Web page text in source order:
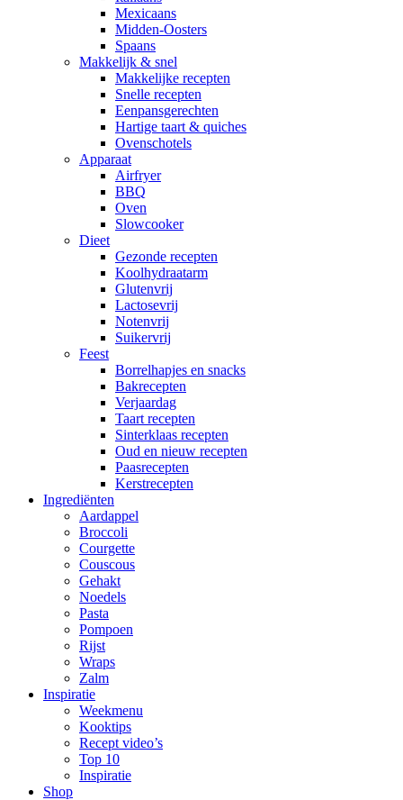
Mexicaans
Midden-Oosters
Spaans
Makkelijk & snel
Makkelijke recepten
Snelle recepten
Eenpansgerechten
Hartige taart & quiches
Ovenschotels
Apparaat
Airfryer
BBQ
Oven
Slowcooker
Dieet
Gezonde recepten
Koolhydraatarm
Glutenvrij
Lactosevrij
Notenvrij
Suikervrij
Feest
Borrelhapjes en snacks
Bakrecepten
Verjaardag
Taart recepten
Sinterklaas recepten
Oud en nieuw recepten
Paasrecepten
Kerstrecepten
Ingrediënten
Aardappel
Broccoli
Courgette
Couscous
Gehakt
Noedels
Pasta
Pompoen
Rijst
Wraps
Zalm
Inspiratie
Weekmenu
Kooktips
Recept video’s
Top 10
Inspiratie
Shop